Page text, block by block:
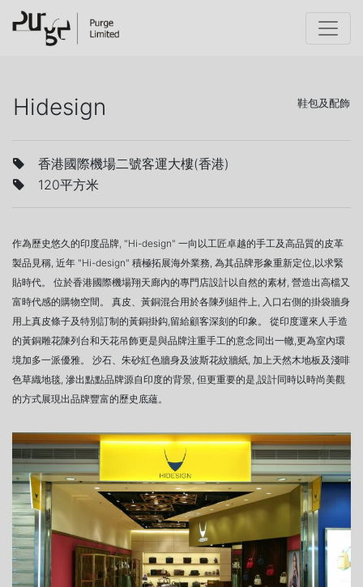
Hidesign 鞋包及配飾
香港國際機場二號客運大樓(香港)
120平方米
作為歷史悠久的印度品牌, "Hi-design" 一向以工匠卓越的手工及高品質的皮革
製品見稱, 近年 "Hi-design" 積極拓展海外業務, 為其品牌形象重新定位,以求緊
貼時代。 位於香港國際機場翔天廊內的專門店設計以自然的素材, 營造出高檔又
富時代感的購物空間。 真皮、黃銅混合用於各陳列組件上, 入口右側的掛袋牆身
用上真皮條子及特別訂制的黃銅掛鈎,留給顧客深刻的印象。 從印度運來人手造
的黃銅雕花陳列台和天花吊飾更是與品牌注重手工的意念同出一轍,更為室內環
境加多一派優雅。 沙石、朱砂紅色牆身及波斯花紋牆紙, 加上天然木地板及淺啡
色草織地毯, 滲出點點品牌源自印度的背景, 但更重要的是,設計同時以時尚美觀
的方式展現出品牌豐富的歷史底蘊。